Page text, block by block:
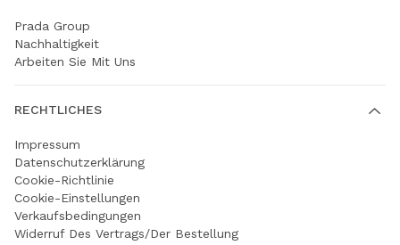
Prada Group
Nachhaltigkeit
Arbeiten Sie Mit Uns
RECHTLICHES
Impressum
Datenschutzerklärung
Cookie-Richtlinie
Cookie-Einstellungen
Verkaufsbedingungen
Widerruf Des Vertrags/der Bestellung